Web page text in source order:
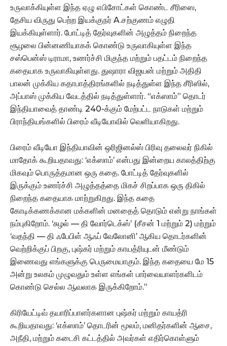
உருவாக்கியுள்ள இந்த ஏழு எபிசோட்கள் கொண்ட சீரிஸை,
தேசிய விருது பெற்ற இயக்குநர் A.சற்குணம் எழுதி
இயக்கியுள்ளார். போட்டித் தேர்வுகளின் அழுத்தம் நிறைந்த
சூழலை பின்னணியாகக் கொண்டு உருவாகியுள்ள இந்த
சஸ்பென்ஸ் டிராமா, உணர்ச்சி மிகுந்த மற்றும் பதட்டம் நிறைந்த
கதையாக உருவாகியுள்ளது. துஷாரா விஜயன் மற்றும் அதிதி
பாலன் முக்கிய கதாபாத்திரங்களில் நடித்துள்ள இந்த சீரிஸில்,
அப்பாஸ் முக்கிய வேடத்தில் நடித்துள்ளார். “எக்ஸாம்” தொடர்
இந்தியாவைத் தாண்டி 240-க்கும் மேற்பட்ட நாடுகள் மற்றும்
பிராந்தியங்களில் பிரைம் வீடியோவில் வெளியாகிறது.
பிரைம் வீடியோ இந்தியாவின் ஒரிஜினல்ஸ் பிரிவு தலைவர் நிகில்
மாதோக் கூறியதாவது: ‘எக்ஸாம்’ என்பது இன்றைய காலத்திற்கு
மிகவும் பொருத்தமான ஒரு கதை. போட்டித் தேர்வுகளில்
இருக்கும் உணர்ச்சி அழுத்தத்தை மிகச் சிறப்பாக ஒரு திகில்
நிறைந்த கதையாக மாற்றுகிறது. இந்த கதை
கோடிக்கணக்கான மக்களின் மனதைத் தொடும் என்று நாங்கள்
நம்புகிறோம். ‘சுழல் — தி வோர்டெக்ஸ்’ (சீசன் 1 மற்றும் 2) மற்றும்
‘வதந்தி — தி ஃபேபிள் ஆஃப் வேலோனி’ ஆகிய தொடர்களின்
வெற்றிக்குப் பிறகு, புஷ்கர் மற்றும் காயத்ரியுடன் மீண்டும்
இணைவது எங்களுக்கு பெருமையாகும். இந்த கதையை மே 15
அன்று உலகம் முழுவதும் உள்ள எங்கள் பார்வையாளர்களிடம்
கொண்டு செல்ல ஆவலாக இருக்கிறோம்.”
கிரியேட்டிவ் தயாரிப்பாளர்களான புஷ்கர் மற்றும் காயத்ரி
கூறியதாவது: ‘எக்ஸாம்’ தொடரின் மூலம், மனிதர்களின் ஆசை,
அநீதி, மற்றும் கடைசி கட்டத்தில் அவர்கள் எதிர்கொள்ளும்